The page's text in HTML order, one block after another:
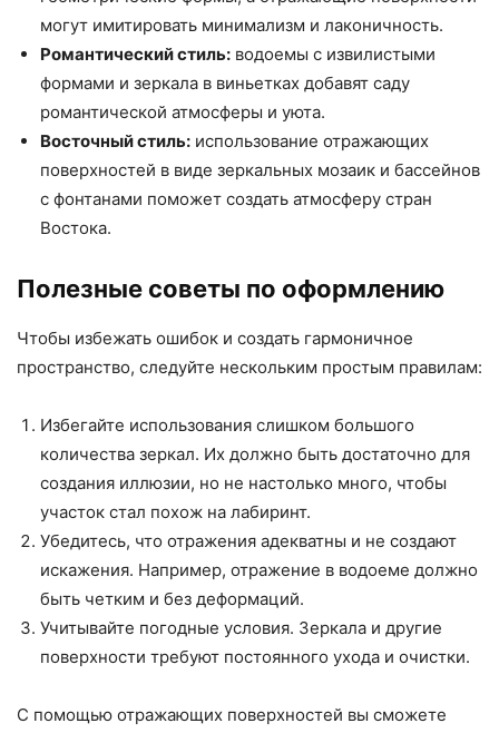
могут имитировать минимализм и лаконичность.
Романтический стиль: водоемы с извилистыми
формами и зеркала в виньетках добавят саду
романтической атмосферы и уюта.
Восточный стиль: использование отражающих
поверхностей в виде зеркальных мозаик и бассейнов
с фонтанами поможет создать атмосферу стран
Востока.
Полезные советы по оформлению
Чтобы избежать ошибок и создать гармоничное
пространство, следуйте нескольким простым правилам:
Избегайте использования слишком большого
количества зеркал. Их должно быть достаточно для
создания иллюзии, но не настолько много, чтобы
участок стал похож на лабиринт.
Убедитесь, что отражения адекватны и не создают
искажения. Например, отражение в водоеме должно
быть четким и без деформаций.
Учитывайте погодные условия. Зеркала и другие
поверхности требуют постоянного ухода и очистки.
С помощью отражающих поверхностей вы сможете